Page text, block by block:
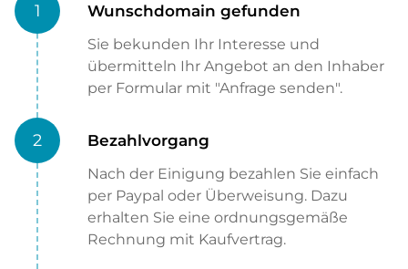
1 Wunschdomain gefunden
Sie bekunden Ihr Interesse und
übermitteln Ihr Angebot an den Inhaber
per Formular mit "Anfrage senden".
2 Bezahlvorgang
Nach der Einigung bezahlen Sie einfach
per Paypal oder Überweisung. Dazu
erhalten Sie eine ordnungsgemäße
Rechnung mit Kaufvertrag.